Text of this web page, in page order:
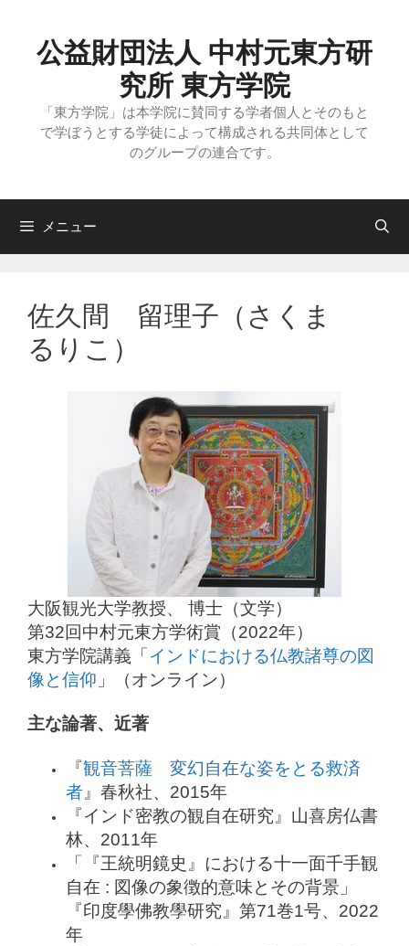
公益財団法人 中村元東方研
究所 東方学院
「東方学院」は本学院に賛同する学者個人とそのもと
で学ぼうとする学徒によって構成される共同体として
のグループの連合です。
メニュー
佐久間 留理子（さくま
るりこ）
大阪観光大学教授、 博士（文学）
第32回中村元東方学術賞（2022年）
東方学院講義「 インドにおける仏教諸尊の図
像と信仰 」（オンライン）
主な論著、近著
『観音菩薩 変幻自在な姿をとる救済
者 』春秋社、2015年
『インド密教の観自在研究』山喜房仏書
林、2011年
「『王統明鏡史』における十一面千手観
自在 : 図像の象徴的意味とその背景」
『印度學佛教學研究』第71巻1号、2022
年